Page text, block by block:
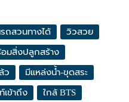
ถสวนทางได้ วิวสวย
มสิ่งปลูกสร้าง
ว มีแหล่งน้ำ-ขุดสระ
เข้าถึง ใกล้ BTS